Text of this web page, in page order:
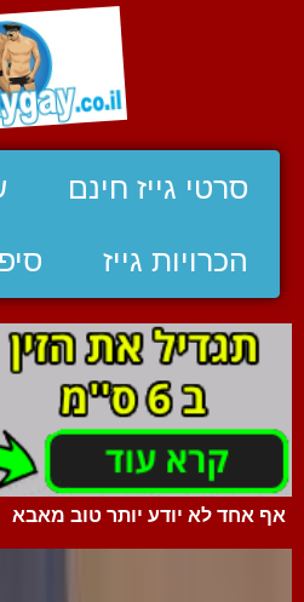
סרטי גייז חינם
הכרויות גייז
אף אחד לא יודע יותר טוב מאבא